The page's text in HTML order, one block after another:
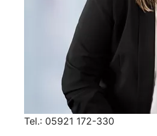
Tel.: 05921 172-330